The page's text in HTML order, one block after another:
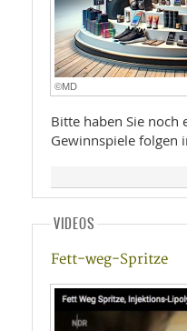
©MD
Bitte haben Sie noch
Gewinnspiele folgen
VIDEOS
Fett-weg-Spritze